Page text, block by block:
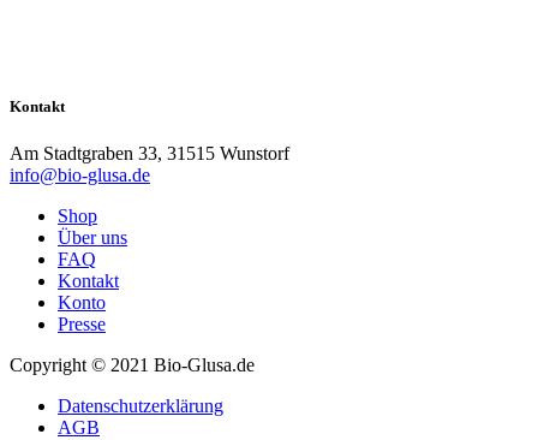
Kontakt
Am Stadtgraben 33, 31515 Wunstorf
info@bio-glusa.de
Shop
Über uns
FAQ
Kontakt
Konto
Presse
Copyright © 2021 Bio-Glusa.de
Datenschutzerklärung
AGB